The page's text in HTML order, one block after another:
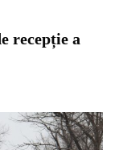
recepție a